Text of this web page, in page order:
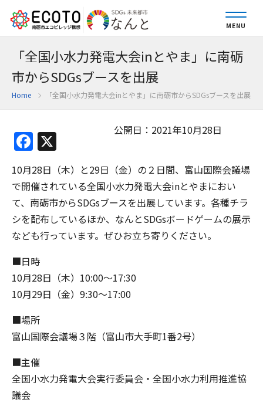
MENU
「全国小水力発電大会inとやま」に南砺
市からSDGsブースを出展
Home 「全国小水力発電大会inとやま」に南砺市からSDGsブースを出展
公開日：2021年10月28日
Facebook
10月28日（木）と29日（金）の２日間、富山国際会議場
で開催されている全国小水力発電大会inとやまにおい
て、南砺市からSDGsブースを出展しています。各種チラ
シを配布しているほか、なんとSDGsボードゲームの展示
なども行っています。ぜひお立ち寄りください。
■日時
10月28日（木）10:00〜17:30
10月29日（金）9:30～17:00
■場所
富山国際会議場３階（富山市大手町1番2号）
■主催
全国小水力発電大会実行委員会・全国小水力利用推進協
議会